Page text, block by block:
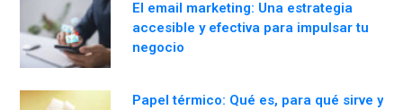
El email marketing: Una estrategia
accesible y efectiva para impulsar tu
negocio
Papel térmico: Qué es, para qué sirve y